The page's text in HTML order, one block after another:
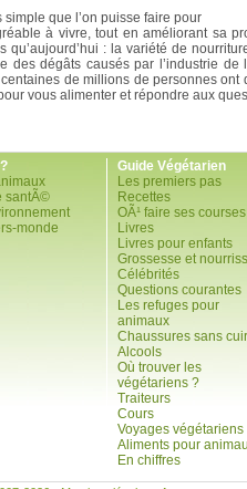
que l’on puisse faire pour
à vivre, tout en améliorant sa
qu’aujourd’hui : la variété de
des dégâts causés par l’industrie
de millions de personnes
vous alimenter et répondre aux
santÃ©
monde
Guide Végétarien
Les premiers pas
Recettes
OÃ¹ faire ses
Livres
Livres pour enfants
Grossesse et
Célébrités
Questions courantes
Les refuges pour
animaux
Chaussures sans cuir
Alcools
Où trouver les
végétariens ?
Traiteurs
Cours
Voyages végétariens
Aliments pour
En chiffres